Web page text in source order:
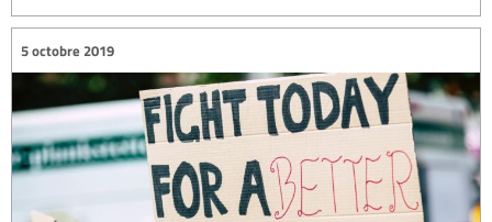
5 octobre 2019